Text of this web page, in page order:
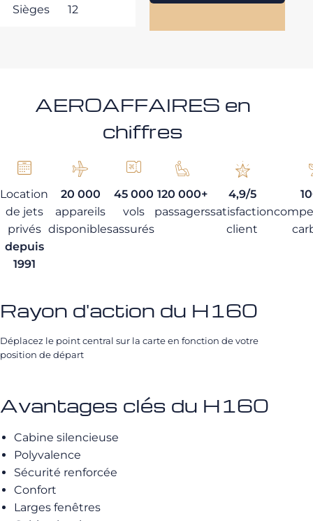
Sièges 12
AEROAFFAIRES en
chiffres
Location
de jets
privés
depuis
1991
20 000
appareils
disponibles
45 000
vols
assurés
120 000+
passagers
4,9/5
satisfaction
client
Rayon d'action du H160
Déplacez le point central sur la carte en fonction de votre
position de départ
Avantages clés du H160
Cabine silencieuse
Polyvalence
Sécurité renforcée
Confort
Larges fenêtres